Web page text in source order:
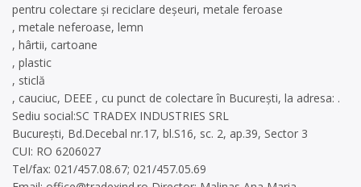
pentru colectare și reciclare deșeuri, metale feroase
, metale neferoase, lemn
, hârtii, cartoane
, plastic
, sticlă
, cauciuc, DEEE , cu punct de colectare în București, la adresa: .
Sediu social:SC TRADEX INDUSTRIES SRL
București, Bd.Decebal nr.17, bl.S16, sc. 2, ap.39, Sector 3
CUI: RO 6206027
Tel/fax: 021/457.08.67; 021/457.05.69